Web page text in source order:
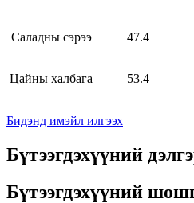
Саладны сэрээ 47.4
Цайны халбага 53.4
Бидэнд имэйл илгээх
Бүтээгдэхүүний
Бүтээгдэхүүний